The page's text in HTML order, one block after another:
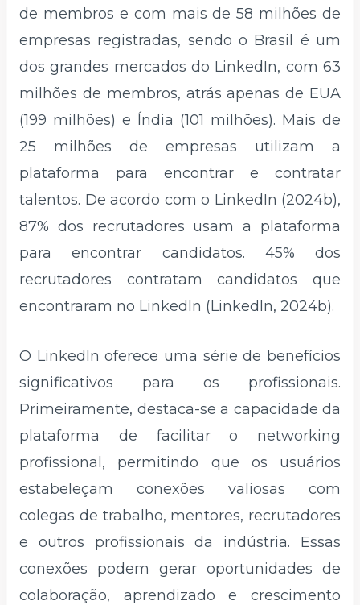
de membros e com mais de 58 milhões de
empresas registradas, sendo o Brasil é um
dos grandes mercados do LinkedIn, com 63
milhões de membros, atrás apenas de EUA
(199 milhões) e Índia (101 milhões). Mais de
25 milhões de empresas utilizam a
plataforma para encontrar e contratar
talentos. De acordo com o LinkedIn (2024b),
87% dos recrutadores usam a plataforma
para encontrar candidatos. 45% dos
recrutadores contratam candidatos que
encontraram no LinkedIn (LinkedIn, 2024b).
O LinkedIn oferece uma série de benefícios
significativos para os profissionais.
Primeiramente, destaca-se a capacidade da
plataforma de facilitar o networking
profissional, permitindo que os usuários
estabeleçam conexões valiosas com
colegas de trabalho, mentores, recrutadores
e outros profissionais da indústria. Essas
conexões podem gerar oportunidades de
colaboração, aprendizado e crescimento